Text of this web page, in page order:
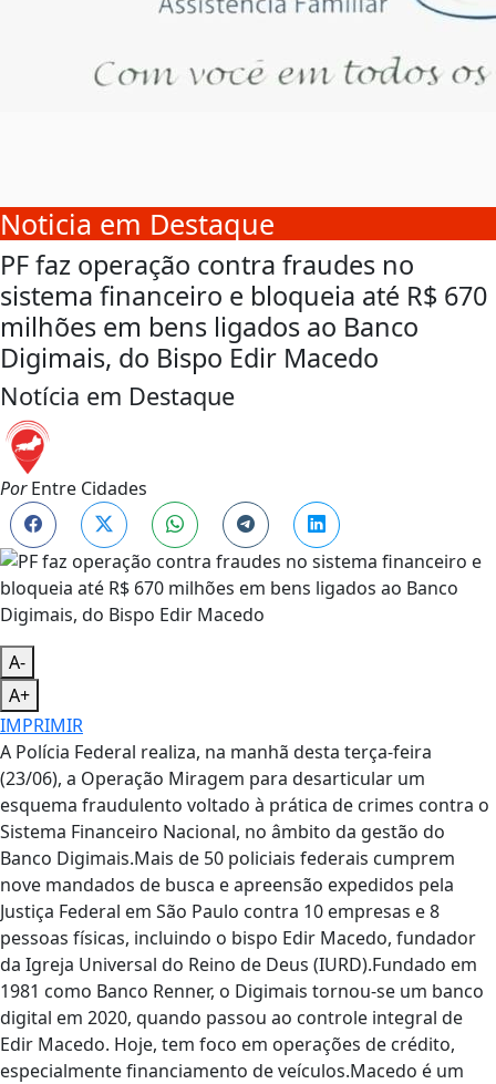
Noticia em Destaque
PF faz operação contra fraudes no
sistema financeiro e bloqueia até R$ 670
milhões em bens ligados ao Banco
Digimais, do Bispo Edir Macedo
Notícia em Destaque
PorEntre Cidades
A-
A+
IMPRIMIR
A Polícia Federal realiza, na manhã desta terça-feira
(23/06), a Operação Miragem para desarticular um
esquema fraudulento voltado à prática de crimes contra o
Sistema Financeiro Nacional, no âmbito da gestão do
Banco Digimais.Mais de 50 policiais federais cumprem
nove mandados de busca e apreensão expedidos pela
Justiça Federal em São Paulo contra 10 empresas e 8
pessoas físicas, incluindo o bispo Edir Macedo, fundador
da Igreja Universal do Reino de Deus (IURD).Fundado em
1981 como Banco Renner, o Digimais tornou-se um banco
digital em 2020, quando passou ao controle integral de
Edir Macedo. Hoje, tem foco em operações de crédito,
especialmente financiamento de veículos.Macedo é um